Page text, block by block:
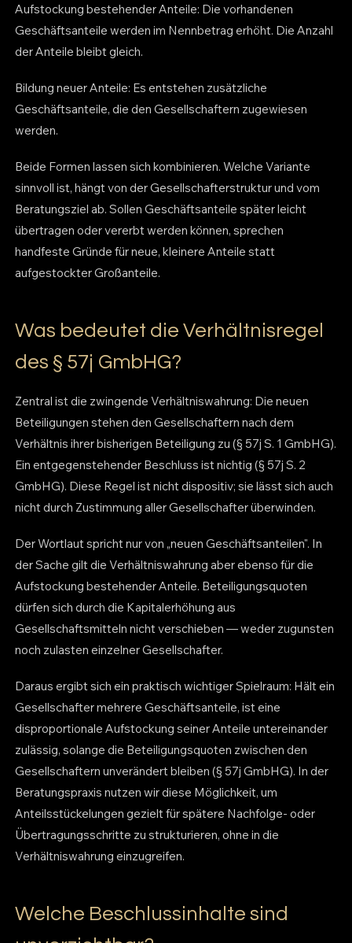
Aufstockung bestehender Anteile: Die vorhandenen
Geschäftsanteile werden im Nennbetrag erhöht. Die Anzahl
der Anteile bleibt gleich.
Bildung neuer Anteile: Es entstehen zusätzliche
Geschäftsanteile, die den Gesellschaftern zugewiesen
werden.
Beide Formen lassen sich kombinieren. Welche Variante
sinnvoll ist, hängt von der Gesellschafterstruktur und vom
Beratungsziel ab. Sollen Geschäftsanteile später leicht
übertragen oder vererbt werden können, sprechen
handfeste Gründe für neue, kleinere Anteile statt
aufgestockter Großanteile.
Was bedeutet die Verhältnisregel
des § 57j GmbHG?
Zentral ist die zwingende Verhältniswahrung: Die neuen
Beteiligungen stehen den Gesellschaftern nach dem
Verhältnis ihrer bisherigen Beteiligung zu (§ 57j S. 1 GmbHG).
Ein entgegenstehender Beschluss ist nichtig (§ 57j S. 2
GmbHG). Diese Regel ist nicht dispositiv; sie lässt sich auch
nicht durch Zustimmung aller Gesellschafter überwinden.
Der Wortlaut spricht nur von „neuen Geschäftsanteilen". In
der Sache gilt die Verhältniswahrung aber ebenso für die
Aufstockung bestehender Anteile. Beteiligungsquoten
dürfen sich durch die Kapitalerhöhung aus
Gesellschaftsmitteln nicht verschieben — weder zugunsten
noch zulasten einzelner Gesellschafter.
Daraus ergibt sich ein praktisch wichtiger Spielraum: Hält ein
Gesellschafter mehrere Geschäftsanteile, ist eine
disproportionale Aufstockung seiner Anteile untereinander
zulässig, solange die Beteiligungsquoten zwischen den
Gesellschaftern unverändert bleiben (§ 57j GmbHG). In der
Beratungspraxis nutzen wir diese Möglichkeit, um
Anteilsstückelungen gezielt für spätere Nachfolge- oder
Übertragungsschritte zu strukturieren, ohne in die
Verhältniswahrung einzugreifen.
Welche Beschlussinhalte sind